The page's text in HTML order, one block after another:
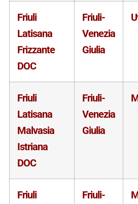
Friuli
Latisana
Frizzante
DOC
Friuli-
Venezia
Giulia
Friuli
Latisana
Malvasia
Istriana
DOC
Friuli-
Venezia
Giulia
Friuli
Friuli-